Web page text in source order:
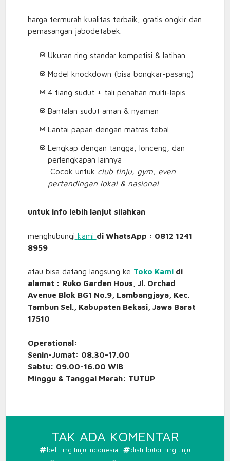
harga termurah kualitas terbaik, gratis ongkir dan
pemasangan jabodetabek.
Ukuran ring standar kompetisi & latihan
Model knockdown (bisa bongkar-pasang)
4 tiang sudut + tali penahan multi-lapis
Bantalan sudut aman & nyaman
Lantai papan dengan matras tebal
Lengkap dengan tangga, lonceng, dan
perlengkapan lainnya
Cocok untuk club tinju, gym, even
pertandingan lokal & nasional
untuk info lebih lanjut silahkan
menghubungi kami di WhatsApp : 0812 1241
8959
atau bisa datang langsung ke Toko Kamidi
alamat : Ruko Garden Hous, Jl. Orchad
Avenue Blok BG1 No.9, Lambangjaya, Kec.
Tambun Sel., Kabupaten Bekasi, Jawa Barat
17510
Operational:
Senin-Jumat: 08.30-17.00
Sabtu: 09.00-16.00 WIB
Minggu & Tanggal Merah: TUTUP
TAK ADA KOMENTAR
JUAL
beli ring tinju Indonesia
distributor ring tinju